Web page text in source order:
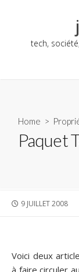
tech,
Home >
Paquet
PUBLISHED
9 JUILLET 2008
Voici deux
à faire circuler